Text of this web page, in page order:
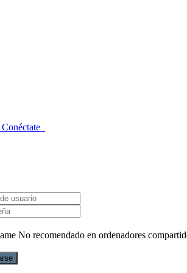
No recomendado en ordenadores